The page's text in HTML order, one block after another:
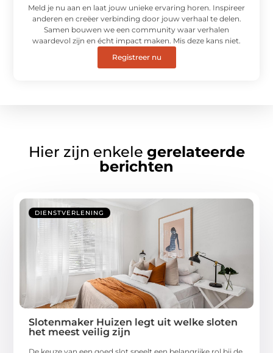
Meld je nu aan en laat jouw unieke ervaring horen. Inspireer
anderen en creëer verbinding door jouw verhaal te delen.
Samen bouwen we een community waar verhalen
waardevol zijn en écht impact maken. Mis deze kans niet.
Registreer nu
Hier zijn enkele gerelateerde
berichten
DIENSTVERLENING
Slotenmaker Huizen legt uit welke sloten
het meest veilig zijn